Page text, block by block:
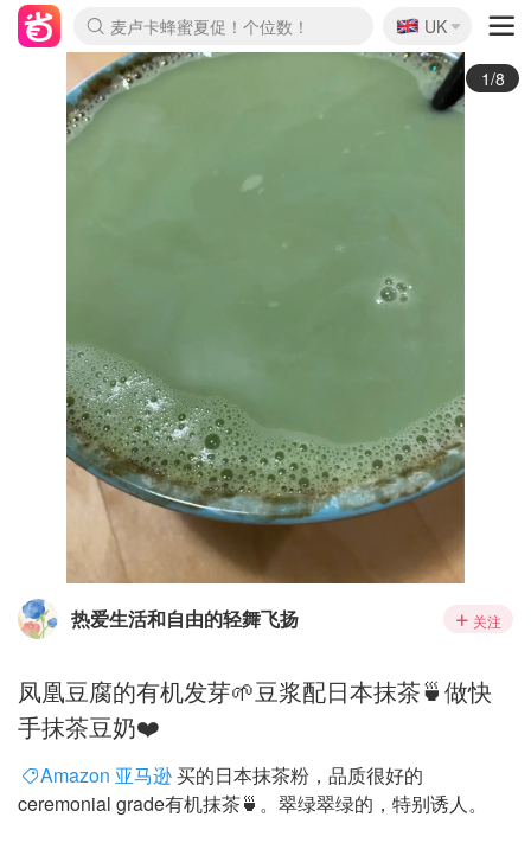
麦卢卡蜂蜜夏促！个位数！
Prada/Miu 4.8折！
啥？必胜客披萨5折！
🇬🇧
UK
2/8
热爱生活和自由的轻舞飞扬 关注
凤凰豆腐的有机发芽🌱豆浆配日本抹茶🍵做快
手抹茶豆奶❤️
Amazon 亚马逊买的日本抹茶粉，品质很好的
ceremonial grade有机抹茶🍵。翠绿翠绿的，特别诱人。